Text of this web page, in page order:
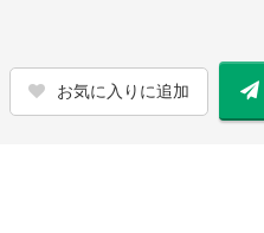
お気に入りに追加